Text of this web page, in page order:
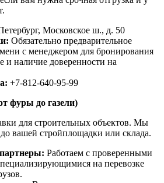
Московское ш., д. 50
Обязательно предварительное
с менеджером для бронирования
и наличие доверенности на
+7-812-640-95-99
фуры до газели)
для строительных объектов. Мы
вашей стройплощадки или склада.
Работаем с проверенными
на перевозке